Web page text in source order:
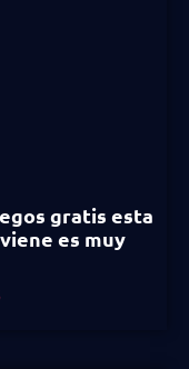
gratis esta
es muy